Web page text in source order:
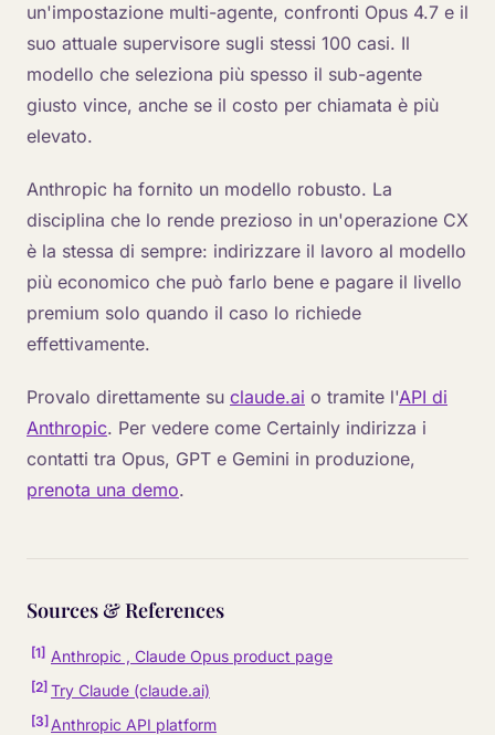
un'impostazione multi-agente, confronti Opus 4.7 e il
suo attuale supervisore sugli stessi 100 casi. Il
modello che seleziona più spesso il sub-agente
giusto vince, anche se il costo per chiamata è più
elevato.
Anthropic ha fornito un modello robusto. La
disciplina che lo rende prezioso in un'operazione CX
è la stessa di sempre: indirizzare il lavoro al modello
più economico che può farlo bene e pagare il livello
premium solo quando il caso lo richiede
effettivamente.
Provalo direttamente su claude.ai o tramite l'API di
Anthropic. Per vedere come Certainly indirizza i
contatti tra Opus, GPT e Gemini in produzione,
prenota una demo.
Sources & References
[1] Anthropic , Claude Opus product page
[2] Try Claude (claude.ai)
[3] Anthropic API platform